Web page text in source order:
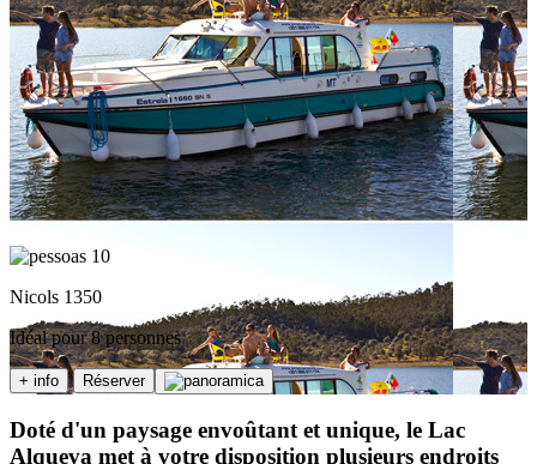
10
Nicols 1350
Idéal pour 8 personnes
+ info Réserver
Doté d'un paysage envoûtant et unique, le Lac
Alqueva met à votre disposition plusieurs endroits